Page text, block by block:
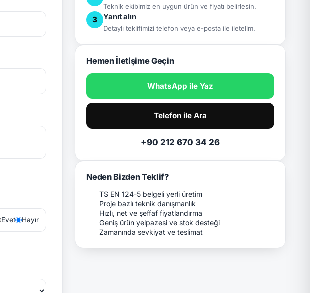
Evet Hayır
Teknik ekibimiz en uygun ürün ve fiyatı belirlesin.
3 Yanıt alın
Detaylı teklifimizi telefon veya e-posta ile iletelim.
Hemen İletişime Geçin
WhatsApp ile Yaz
Telefon ile Ara
+90 212 670 34 26
Neden Bizden Teklif?
TS EN 124-5 belgeli yerli üretim
Proje bazlı teknik danışmanlık
Hızlı, net ve şeffaf fiyatlandırma
Geniş ürün yelpazesi ve stok desteği
Zamanında sevkiyat ve teslimat